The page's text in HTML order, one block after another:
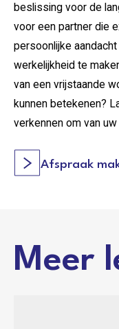
beslissing voor de
voor een partner die
persoonlijke
werkelijkheid te
van een vrijstaande
kunnen betekenen?
verkennen om van
Afspraak
Meer